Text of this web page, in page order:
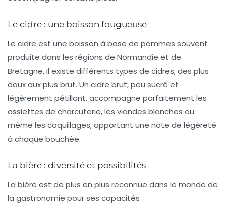
Le cidre : une boisson fougueuse
Le cidre est une boisson à base de pommes souvent
produite dans les régions de Normandie et de
Bretagne. Il existe différents types de cidres, des plus
doux aux plus brut. Un cidre brut, peu sucré et
légèrement pétillant, accompagne parfaitement les
assiettes de charcuterie, les viandes blanches ou
même les coquillages, apportant une note de légèreté
à chaque bouchée.
La bière : diversité et possibilités
La bière est de plus en plus reconnue dans le monde de
la gastronomie pour ses capacités